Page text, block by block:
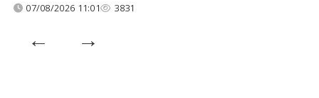
07/08/2026 11:01 3831